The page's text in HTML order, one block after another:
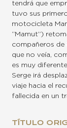
tendrá que
tuvo sus
motocicleta
“Mamut”)
compañeros de
que no veía,
es muy
Serge irá
viaje hacia el
fallecida en un
TÍTULO